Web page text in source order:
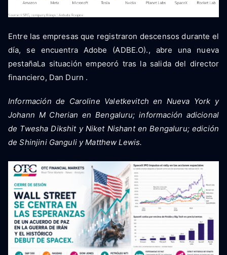
Entre las empresas que registraron descensos durante el
día, se encuentra Adobe (ADBE.O)., abre una nueva
pestañaLa situación empeoró tras la salida del director
financiero, Dan Durn .
Información de Caroline Valetkevitch en Nueva York y
Johann M Cherian en Bengaluru; información adicional
de Twesha Dikshit y Niket Nishant en Bengaluru; edición
de Shinjini Ganguli y Matthew Lewis.